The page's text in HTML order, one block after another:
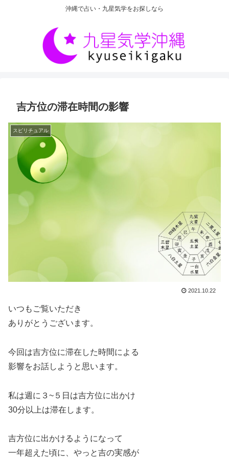
沖縄で占い・九星気学をお探しなら
吉方位の滞在時間の影響
スピリチュアル
2021.10.22
いつもご覧いただき
ありがとうございます。
今回は吉方位に滞在した時間による
影響をお話しようと思います。
私は週に３~５日は吉方位に出かけ
30分以上は滞在します。
吉方位に出かけるようになって
一年超えた頃に、やっと吉の実感が